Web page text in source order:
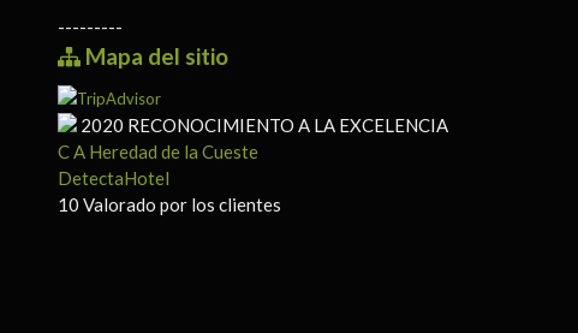
---------
Mapa del sitio
2020 RECONOCIMIENTO A LA EXCELENCIA
C A Heredad de la Cueste
DetectaHotel
10 Valorado por los clientes